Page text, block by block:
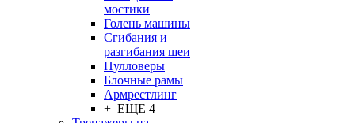
мостики
Голень машины
Сгибания и
разгибания шеи
Пулловеры
Блочные рамы
Армрестлинг
+ ЕЩЕ 4